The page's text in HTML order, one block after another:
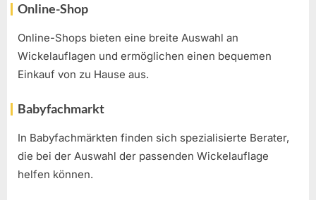
Online-Shop
Online-Shops bieten eine breite Auswahl an
Wickelauflagen und ermöglichen einen bequemen
Einkauf von zu Hause aus.
Babyfachmarkt
In Babyfachmärkten finden sich spezialisierte Berater,
die bei der Auswahl der passenden Wickelauflage
helfen können.